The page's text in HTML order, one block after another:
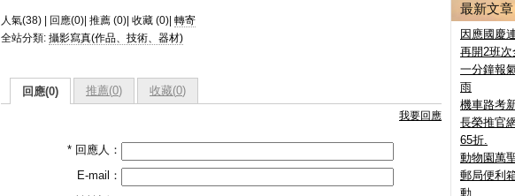
人氣(38) | 回應(0)| 推薦 (0)| 收藏 (0)| 轉寄
全站分類: 攝影寫真(作品、技術、器材)
回應(0) 推薦(0) 收藏(0)
我要回應
* 回應人：
E-mail：
最新文章
因應國慶
再開2班
一分鐘報
雨
機車路考
長榮推官
65折.
動物園萬
郵局便利
動.